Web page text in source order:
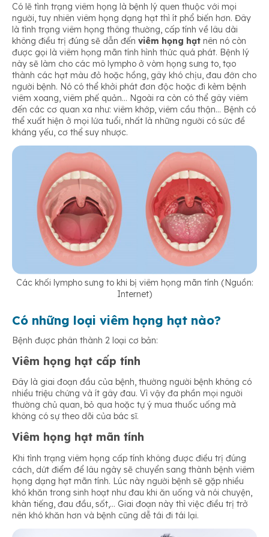
Có lẽ tình trạng viêm họng là bệnh lý quen thuộc với mọi
người, tuy nhiên viêm họng dạng hạt thì ít phổ biến hơn. Đây
là tình trạng viêm họng thông thường, cấp tính về lâu dài
không điều trị đúng sẽ dẫn đến viêm họng hạt nên nó còn
được gọi là viêm họng mãn tính hình thức quá phát. Bệnh lý
này sẽ làm cho các mô lympho ở vòm họng sưng to, tạo
thành các hạt màu đỏ hoặc hồng, gây khó chịu, đau đớn cho
người bệnh. Nó có thể khởi phát đơn độc hoặc đi kèm bệnh
viêm xoang, viêm phế quản… Ngoài ra còn có thể gây viêm
đến các cơ quan xa như: viêm khớp, viêm cầu thận… Bệnh có
thể xuất hiện ở mọi lứa tuổi, nhất là những người có sức đề
kháng yếu, cơ thể suy nhược.
Các khối lympho sưng to khi bị viêm họng mãn tính (Nguồn:
Internet)
Có những loại viêm họng hạt nào?
Bệnh được phân thành 2 loại cơ bản:
Viêm họng hạt cấp tính
Đây là giai đoạn đầu của bệnh, thường người bệnh không có
nhiều triệu chứng và ít gây đau. Vì vậy đa phần mọi người
thường chủ quan, bỏ qua hoặc tự ý mua thuốc uống mà
không có sự theo dõi của bác sĩ.
Viêm họng hạt mãn tính
Khi tình trạng viêm họng cấp tính không được điều trị đúng
cách, dứt điểm để lâu ngày sẽ chuyển sang thành bệnh viêm
họng dạng hạt mãn tính. Lúc này người bệnh sẽ gặp nhiều
khó khăn trong sinh hoạt như đau khi ăn uống và nói chuyện,
khàn tiếng, đau đầu, sốt,… Giai đoạn này thì việc điều trị trở
nên khó khăn hơn và bệnh cũng dễ tái đi tái lại.